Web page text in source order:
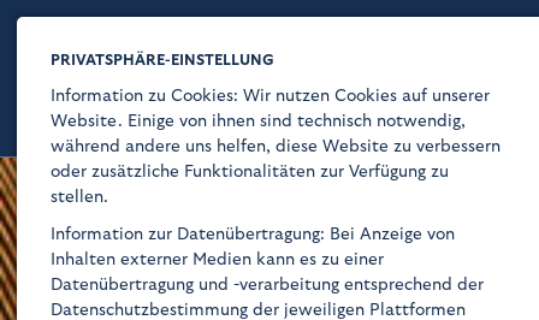
Kaiser-Wilhelm-Gedächtnis-Kirche
Über
PRIVATSPHÄRE-EINSTELLUNG
Information zu Cookies: Wir nutzen Cookies auf unserer
Website. Einige von ihnen sind technisch notwendig,
während andere uns helfen, diese Website zu verbessern
oder zusätzliche Funktionalitäten zur Verfügung zu
stellen.
Information zur Datenübertragung: Bei Anzeige von
Inhalten externer Medien kann es zu einer
Datenübertragung und -verarbeitung entsprechend der
Datenschutzbestimmung der jeweiligen Plattformen